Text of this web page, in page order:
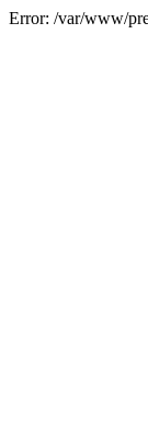
Error: /var/www/